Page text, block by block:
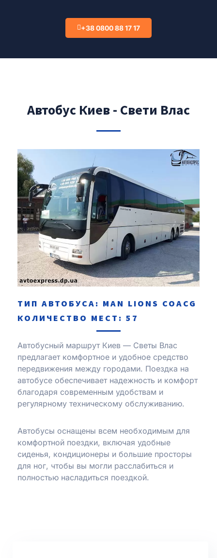
+38 0800 88 17 17
Автобус Киев - Свети Влас
ТИП АВТОБУСА: MAN LIONS COACG
КОЛИЧЕСТВО МЕСТ: 57
Автобусный маршрут Киев — Светы Влас
предлагает комфортное и удобное средство
передвижения между городами. Поездка на
автобусе обеспечивает надежность и комфорт
благодаря современным удобствам и
регулярному техническому обслуживанию.
Автобусы оснащены всем необходимым для
комфортной поездки, включая удобные
сиденья, кондиционеры и большие просторы
для ног, чтобы вы могли расслабиться и
полностью насладиться поездкой.